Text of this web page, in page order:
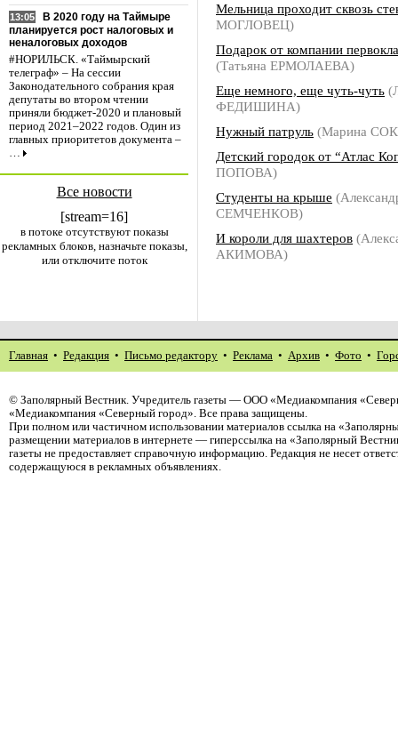
13:05
В 2020 году на Таймыре
планируется рост налоговых и
неналоговых доходов
#НОРИЛЬСК. «Таймырский
телеграф» – На сессии
Законодательного собрания края
депутаты во втором чтении
приняли бюджет-2020 и плановый
период 2021–2022 годов. Один из
главных приоритетов документа –
…
Все новости
[stream=16]
в потоке отсутствуют показы
рекламных блоков, назначьте показы,
или отключите поток
Мельница проходит сквозь
МОГЛОВЕЦ)
Подарок от компании
(Татьяна ЕРМОЛАЕВА)
Еще немного, еще чуть-чуть
ФЕДИШИНА)
Нужный патруль (Марина
Детский городок от “Атлас
ПОПОВА)
Студенты на крыше
СЕМЧЕНКОВ)
И короли для шахтеров
АКИМОВА)
Главная • Редакция • Письмо редактору • Реклама • Архив • Фото •
© Заполярный Вестник. Учредитель газеты — ООО «Медиакомпания
«Медиакомпания «Северный город». Все права защищены.
При полном или частичном использовании материалов ссылка на
размещении материалов в интернете — гиперссылка на «Заполярный
газеты не предоставляет справочную информацию. Редакция не несет
содержащуюся в рекламных объявлениях.